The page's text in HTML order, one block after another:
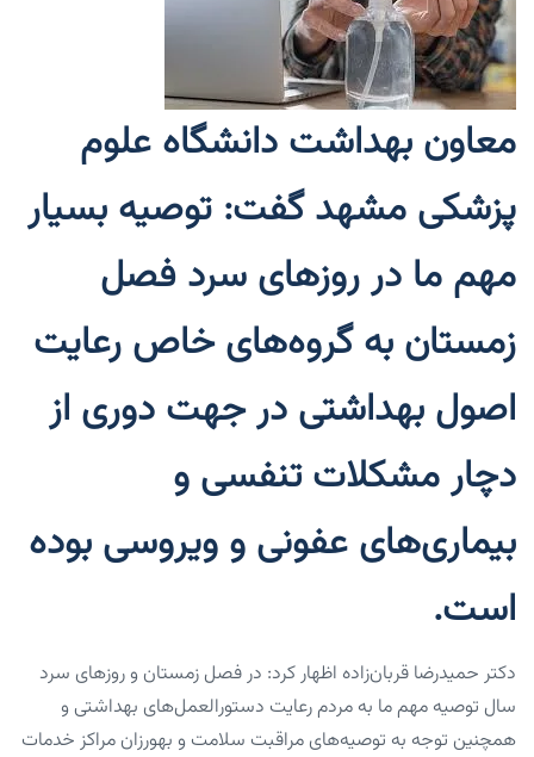
معاون بهداشت دانشگاه علوم
پزشکی مشهد گفت: توصیه بسیار
مهم ما در روزهای سرد فصل
زمستان به گروه‌های خاص رعایت
اصول بهداشتی در جهت دوری از
دچار مشکلات تنفسی و
بیماری‌های عفونی و ویروسی بوده
است.
دکتر حمیدرضا قربان‎‌زاده اظهار کرد: در فصل زمستان و روزهای سرد
سال توصیه مهم ما به مردم رعایت دستورالعمل‌های بهداشتی و
همچنین توجه به توصیه‌های مراقبت سلامت و بهورزان مراکز خدمات